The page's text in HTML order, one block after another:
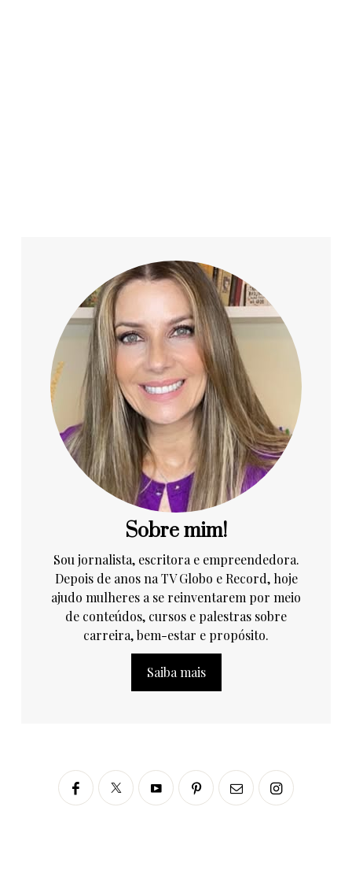
Sobre mim!
Sou jornalista, escritora e empreendedora.
Depois de anos na TV Globo e Record, hoje
ajudo mulheres a se reinventarem por meio
de conteúdos, cursos e palestras sobre
carreira, bem-estar e propósito.
Saiba mais